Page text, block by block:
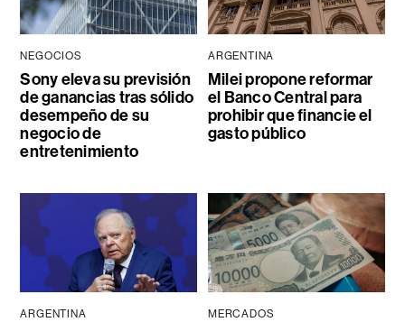
NEGOCIOS
Sony eleva su previsión
de ganancias tras sólido
desempeño de su
negocio de
entretenimiento
ARGENTINA
Milei propone reformar
el Banco Central para
prohibir que financie el
gasto público
ARGENTINA MERCADOS